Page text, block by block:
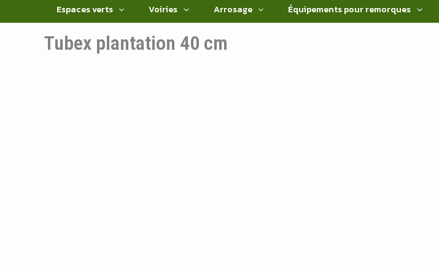
Espaces verts Voiries Arrosage Équipements pour remorques
Tubex plantation 40 cm